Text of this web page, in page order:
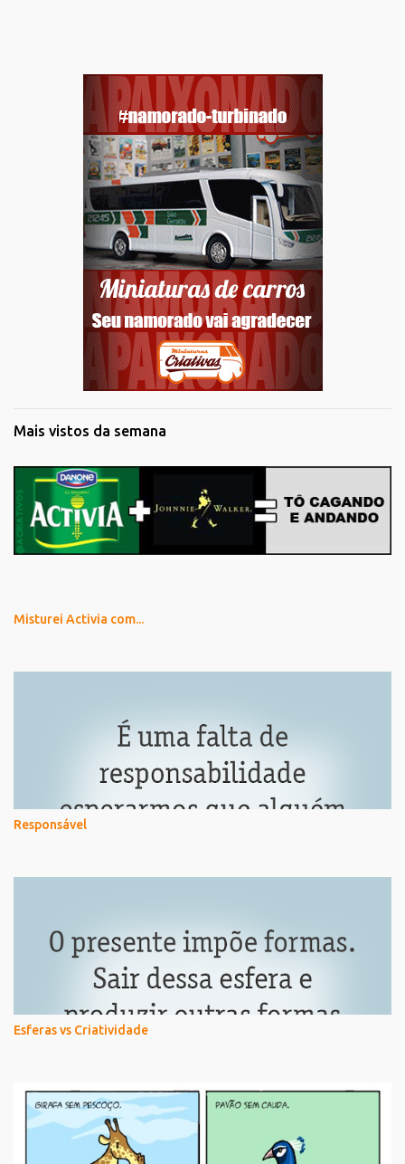
Mais vistos da semana
Misturei Activia com...
Responsável
Esferas vs Criatividade